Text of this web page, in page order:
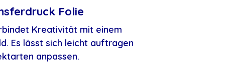
Folie
Kreativität mit einem
Es lässt sich leicht auftragen
anpassen.